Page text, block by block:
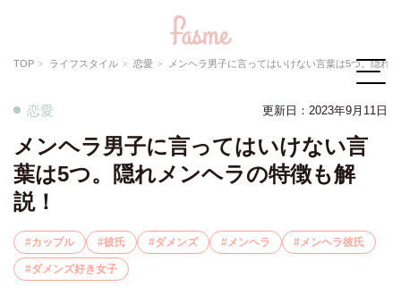
TOP ライフスタイル 恋愛 メンヘラ男子に言ってはいけない言葉は5つ。隠れメンヘラの特徴も
恋愛 更新日：2023年9月11日
メンヘラ男子に言ってはいけない言
葉は5つ。隠れメンヘラの特徴も解
説！
カップル 彼氏 ダメンズ メンヘラ メンヘラ彼氏
ダメンズ好き女子